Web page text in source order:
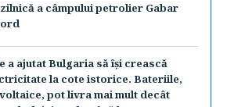
a câmpului petrolier Gabar
a ajutat Bulgaria să îşi crească
la cote istorice. Bateriile,
pot livra mai mult decât